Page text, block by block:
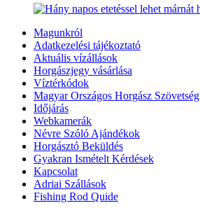
Magunkról
Adatkezelési tájékoztató
Aktuális vízállások
Horgászjegy vásárlása
Víztérkódok
Magyar Országos Horgász Szövetség
Időjárás
Webkamerák
Névre Szóló Ajándékok
Horgásztó Beküldés
Gyakran Ismételt Kérdések
Kapcsolat
Adriai Szállások
Fishing Rod Quide